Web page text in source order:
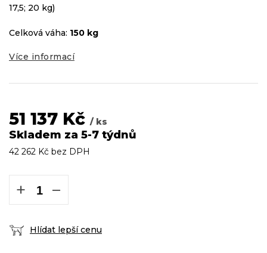
51 137 Kč / ks
Skladem za 5-7 týdnů
42 262 Kč bez DPH
+ −
Hlídat lepší cenu
17,5; 20 kg)
Celková váha: 150 kg
Více informací